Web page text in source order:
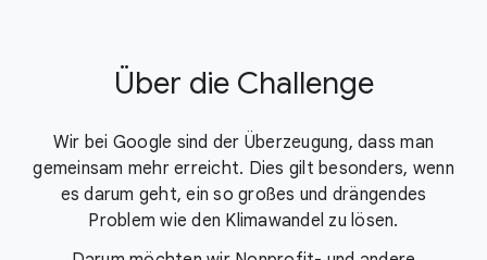
Über die Challenge
Wir bei Google sind der Überzeugung, dass man
gemeinsam mehr erreicht. Dies gilt besonders, wenn
es darum geht, ein so großes und drängendes
Problem wie den Klimawandel zu lösen.